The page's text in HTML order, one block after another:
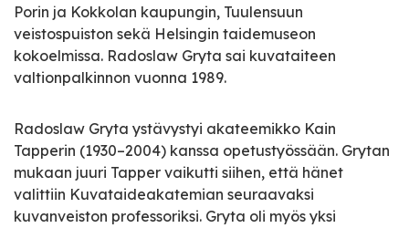
Porin ja Kokkolan kaupungin, Tuulensuun
veistospuiston sekä Helsingin taidemuseon
kokoelmissa. Radoslaw Gryta sai kuvataiteen
valtionpalkinnon vuonna 1989.
Radoslaw Gryta ystävystyi akateemikko Kain
Tapperin (1930–2004) kanssa opetustyössään. Grytan
mukaan juuri Tapper vaikutti siihen, että hänet
valittiin Kuvataideakatemian seuraavaksi
kuvanveiston professoriksi. Gryta oli myös yksi